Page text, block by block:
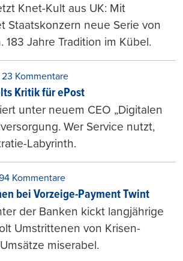
Knet-Kult aus UK: Mit
Staatskonzern neue Serie von
183 Jahre Tradition im Kübel.
23 Kommentare
Kritik für ePost
unter neuem CEO „Digitalen
Wer Service nutzt,
Labyrinth.
Kommentare
bei Vorzeige-Payment Twint
der Banken kickt langjährige
Umstrittenen von Krisen-
miserabel.